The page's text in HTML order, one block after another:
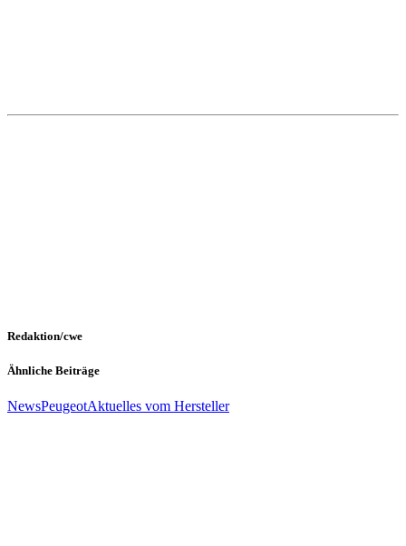
Redaktion/cwe
Ähnliche Beiträge
NewsPeugeotAktuelles vom Hersteller